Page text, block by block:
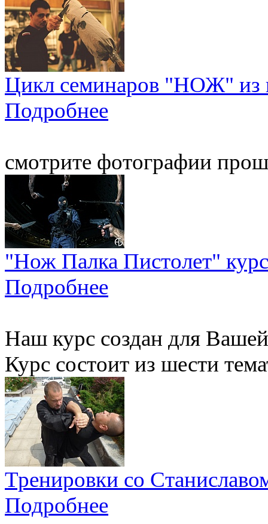
Цикл семинаров "НОЖ" из
Подробнее
смотрите фотографии
"Нож Палка Пистолет"
Подробнее
Наш курс создан для
Курс состоит из шести
Тренировки со
Подробнее